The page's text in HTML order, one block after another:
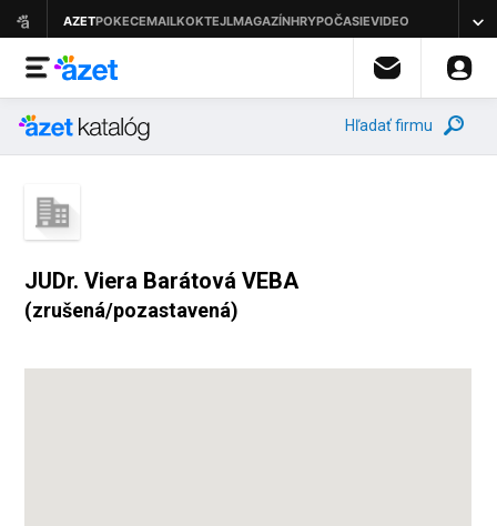
Hľadať firmu
JUDr. Viera Barátová VEBA
(zrušená/pozastavená)